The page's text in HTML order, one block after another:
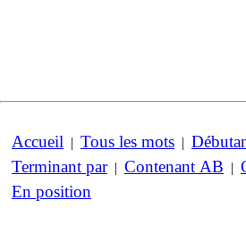
Accueil | Tous les mots |
Terminant par| Contenant AB |
En position